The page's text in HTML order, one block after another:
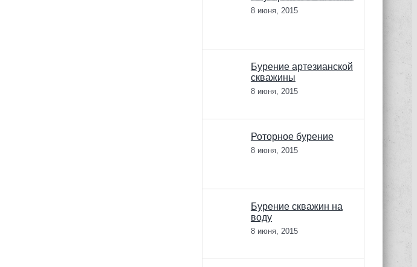
8 июня, 2015
Бурение артезианской
скважины
8 июня, 2015
Роторное бурение
8 июня, 2015
Бурение скважин на
воду
8 июня, 2015